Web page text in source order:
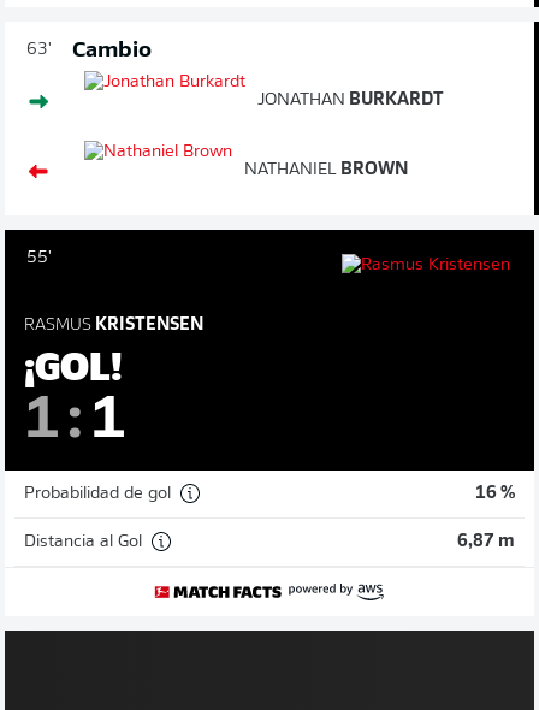
63' Cambio
JONATHAN BURKARDT
NATHANIEL BROWN
55'
RASMUS KRISTENSEN
¡GOL!
1: 1
Probabilidad de gol 16 %
Distancia al Gol 6,87 m